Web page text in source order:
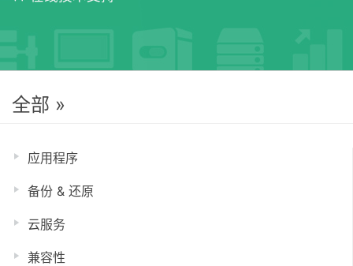
全部 »
应用程序
备份 & 还原
云服务
兼容性